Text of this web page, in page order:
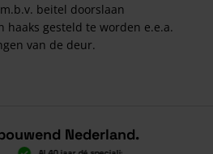
beitel doorslaan
haaks gesteld te worden e.e.a.
van de deur.
Nederland.